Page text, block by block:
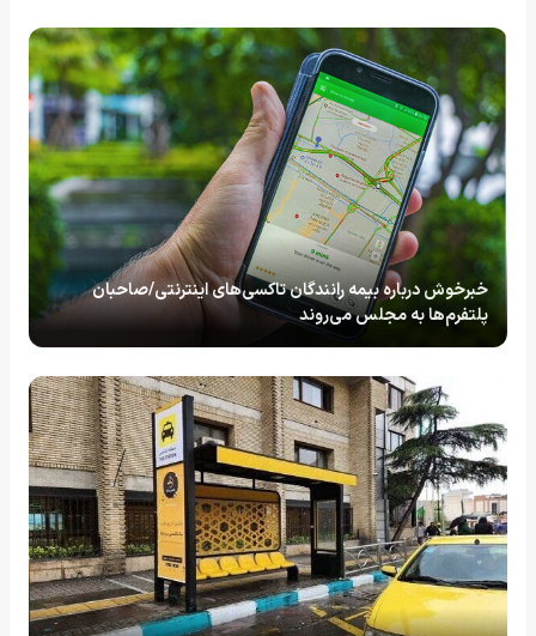
خبرخوش درباره بیمه رانندگان تاکسی‌های اینترنتی/صاحبان
پلتفرم‌ها به مجلس می‌روند